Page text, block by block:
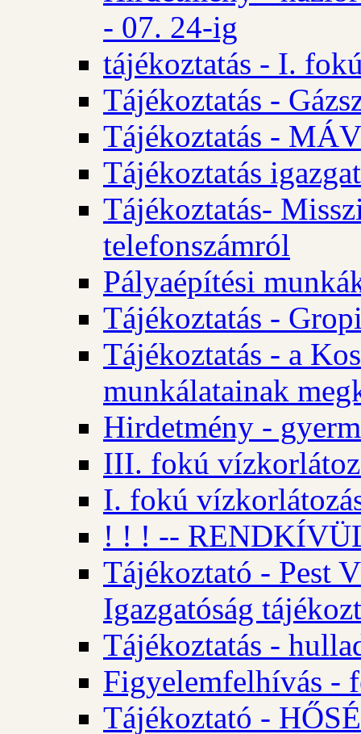
- 07. 24-ig
tájékoztatás - I.
Tájékoztatás -
Tájékoztatás -
Tájékoztatás
Tájékoztatás-
telefonszámról
Pályaépítési
Tájékoztatás -
Tájékoztatás - a
munkálatainak
Hirdetmény -
III. fokú
I. fokú
! ! ! --
Tájékoztató - Pest
Igazgatóság
Tájékoztatás -
Figyelemfelhívás -
Tájékoztató -